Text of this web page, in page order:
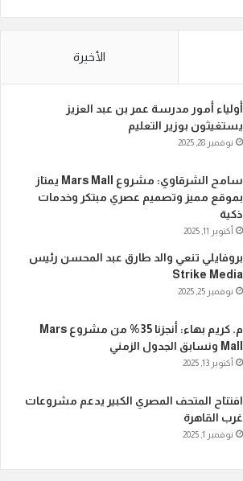
الأخيرة
أولياء أمور مدرسة عمر بن عبد العزيز
يستغيثون بوزير التعليم
نوفمبر 28, 2025
سامح الشرقاوي: مشروع Mars Mall يمتاز
بموقع مميز وتصميم عصري مبتكر وخدمات
ذكية
أكتوبر 11, 2025
بروفايلي تنعي والد طارق عبد المحسن رئيس
Strike Media
نوفمبر 25, 2025
م. كريم بهاء: أنجزنا 35% من مشروع Mars
Mall ونسابق الجدول الزمني
أكتوبر 13, 2025
افتتاح المتحف المصري الكبير يدعم مشروعات
غرب القاهرة
نوفمبر 1, 2025